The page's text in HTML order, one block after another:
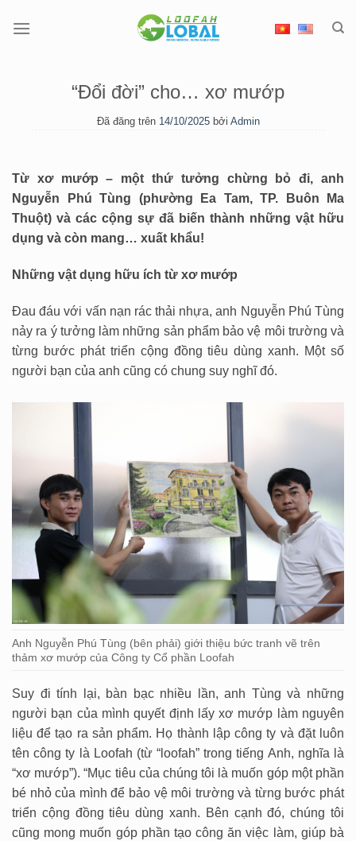
đến
“Ðổi đời” cho… xơ mướp
Đã đăng trên 14/10/2025 bởi Admin
Từ xơ mướp – một thứ tưởng chừng bỏ đi, anh
Nguyễn Phú Tùng (phường Ea Tam, TP. Buôn Ma
Thuột) và các cộng sự đã biến thành những vật hữu
dụng và còn mang… xuất khẩu!
Những vật dụng hữu ích từ xơ mướp
Đau đáu với vấn nạn rác thải nhựa, anh Nguyễn Phú Tùng
nảy ra ý tưởng làm những sản phẩm bảo vệ môi trường và
từng bước phát triển cộng đồng tiêu dùng xanh. Một số
người bạn của anh cũng có chung suy nghĩ đó.
Anh Nguyễn Phú Tùng (bên phải) giới thiệu bức tranh vẽ trên
thảm xơ mướp của Công ty Cổ phần Loofah
Suy đi tính lại, bàn bạc nhiều lần, anh Tùng và những
người bạn của mình quyết định lấy xơ mướp làm nguyên
liệu để tạo ra sản phẩm. Họ thành lập công ty và đặt luôn
tên công ty là Loofah (từ “loofah” trong tiếng Anh, nghĩa là
“xơ mướp”). “Mục tiêu của chúng tôi là muốn góp một phần
bé nhỏ của mình để bảo vệ môi trường và từng bước phát
triển cộng đồng tiêu dùng xanh. Bên cạnh đó, chúng tôi
cũng mong muốn góp phần tạo công ăn việc làm, giúp bà